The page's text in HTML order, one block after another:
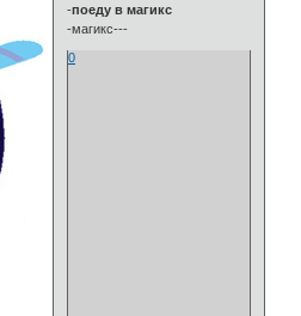
-поеду в магикс
-магикс---
0